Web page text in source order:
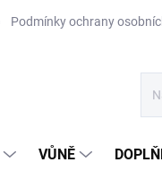
Podmínky ochrany
VŮNĚ